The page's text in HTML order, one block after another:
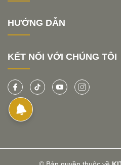
HƯỚNG DẪN
KẾT NỐI VỚI CHÚNG TÔI